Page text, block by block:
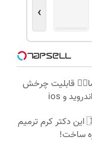
›
قابلیت چرخش
برای اولین بار در ایران🇮🇷 این دکتر کرم ترمیم